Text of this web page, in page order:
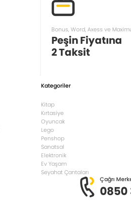
Bonus, Word, Axess ve
Peşin Fiyatına
2 Taksit
Kategoriler
Kitap
Kırtasiye
Oyuncak
Lego
Penshop
Sanatsal
Elektronik
Ev Yaşam
Seyahat Çantaları
Çağrı
0850